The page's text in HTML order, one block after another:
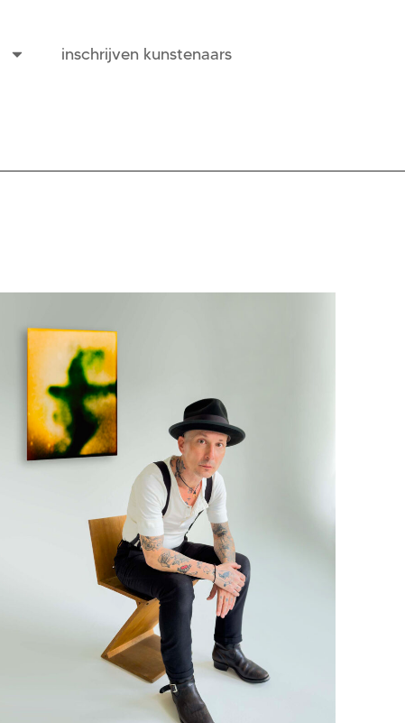
inschrijven kunstenaars